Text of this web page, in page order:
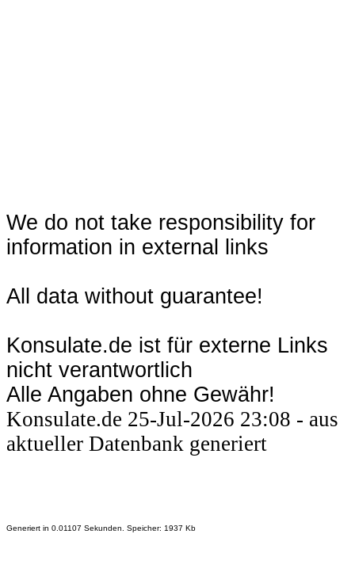
We do not take responsibility for
information in external links
All data without guarantee!
Konsulate.de ist für externe Links
nicht verantwortlich
Alle Angaben ohne Gewähr!
Konsulate.de 25-Jul-2026 23:08 - aus
aktueller Datenbank generiert
Generiert in 0.01107 Sekunden. Speicher: 1937 Kb